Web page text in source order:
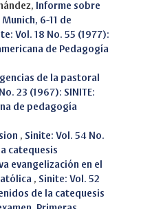
Informe sobre
6-11 de
Vol. 18 No. 55 (1977):
de Pedagogía
de la pastoral
23 (1967): SINITE:
de pedagogía
, Sinite: Vol. 54 No.
catequesis
evangelización en el
, Sinite: Vol. 52
de la catequesis